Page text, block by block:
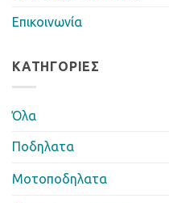
Επικοινωνία
ΚΑΤΗΓΟΡΊΕΣ
Όλα
Ποδηλατα
Μοτοποδηλατα